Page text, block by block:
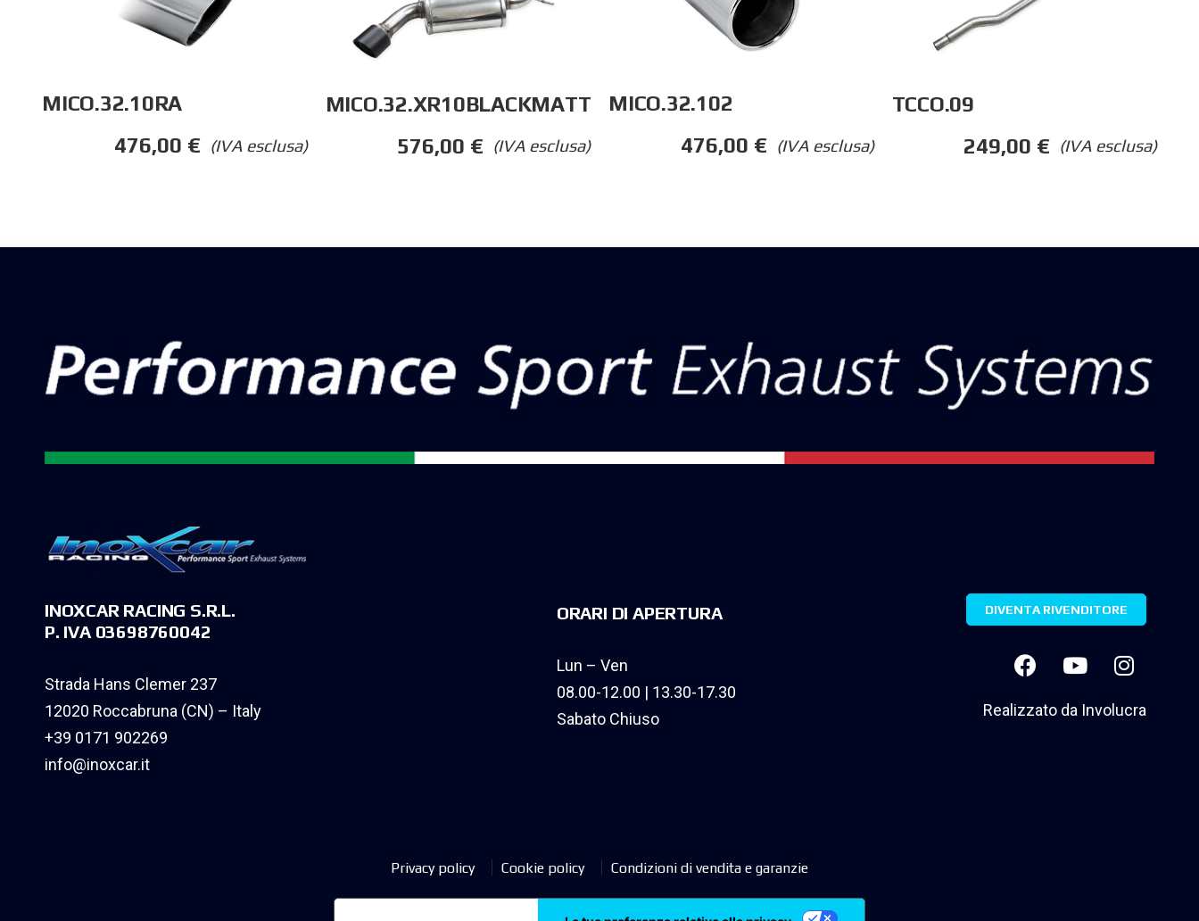
MICO.32.10RA
(IVA esclusa)
476,00 €
MICO.32.XR10BLACKMATT
(IVA esclusa)
576,00 €
MICO.32.102
(IVA esclusa)
476,00 €
TCCO.09
(IVA esclusa)
249,00 €
INOXCAR RACING S.R.L.
P. IVA 03698760042
Strada Hans Clemer 237
12020 Roccabruna (CN) – Italy
+39 0171 902269
info@inoxcar.it
ORARI DI APERTURA
Lun – Ven
08.00-12.00 | 13.30-17.30
Sabato Chiuso
DIVENTA RIVENDITORE
Realizzato da Involucra
Privacy policy Cookie policy Condizioni di vendita e garanzie